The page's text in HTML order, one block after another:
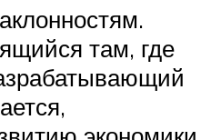
там, где